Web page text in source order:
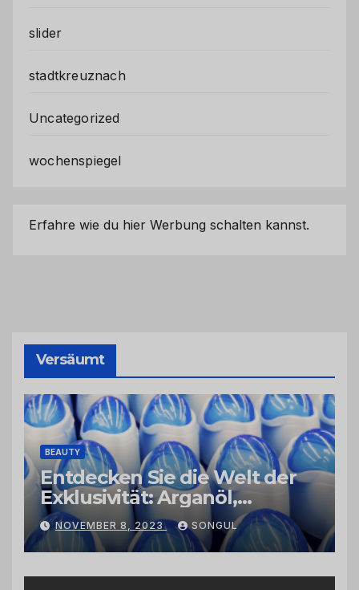
slider
stadtkreuznach
Uncategorized
wochenspiegel
Erfahre wie du hier Werbung schalten kannst.
Versäumt
BEAUTY
Entdecken Sie die Welt der
Exklusivität: Arganöl,
Kaktusfeigenkernöl und
Schwarzkümmelöl von
vertrauenswürdigen
Großhändlern und Anbietern
NOVEMBER 8, 2023 SONGUL